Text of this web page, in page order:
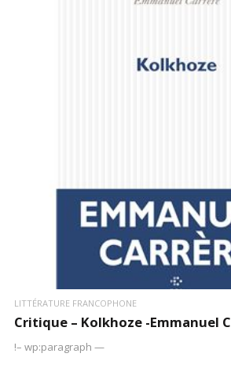
LITTÉRATURE FRANCOPHONE
Critique – Kolkhoze -Emmanuel
!– wp:paragraph —